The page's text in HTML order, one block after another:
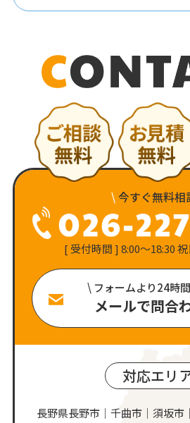
\今すぐ無料相
[ 受付時間 ] 8:00〜18:30
\ フォームより24時
メールで問合
対応エリ
長野県長野市｜千曲市｜須坂市